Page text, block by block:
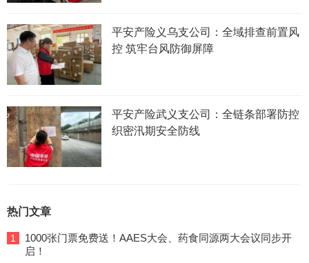
平安产险义乌支公司：全域排查前置风
控 筑牢台风防御屏障
平安产险武义支公司：全链条部署防控
织密汛期安全防线
热门文章
1
1000张门票免费送！AAES大会、药食同源两大会议同步开
启！